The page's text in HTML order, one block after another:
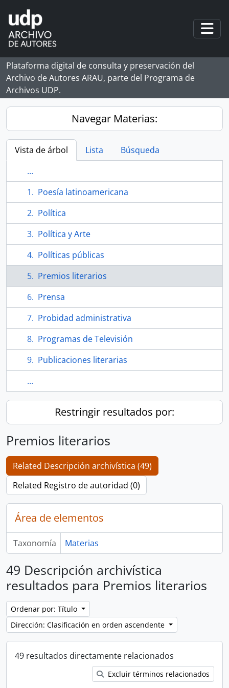
Skip to main content
Plataforma digital de consulta y preservación del
Archivo de Autores ARAU, parte del Programa de
Archivos UDP.
Navegar Materias:
Vista de árbol Lista
Búsqueda
...
Poesía latinoamericana
Política
Política y Arte
Políticas públicas
Premios literarios
Prensa
Probidad administrativa
Programas de Televisión
Publicaciones literarias
...
Restringir resultados por:
Premios literarios
Related Descripción archivística (49)
Related Registro de autoridad (0)
Área de elementos
Taxonomía Materias
49 Descripción archivística
resultados para Premios literarios
Ordenar por: Título
Dirección: Clasificación en orden ascendente
49 resultados directamente relacionados
Excluir términos relacionados